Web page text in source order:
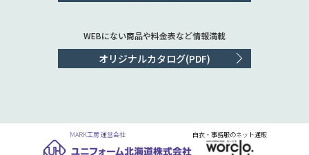
WEBにない商品や料金表など情報満載
オリジナルカタログ(PDF)
MARK工房 運営会社 白衣・事務服のネット通販